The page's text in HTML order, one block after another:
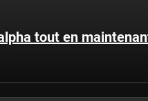
tout en